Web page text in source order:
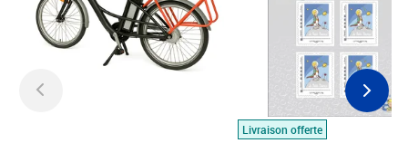
Livraison offerte